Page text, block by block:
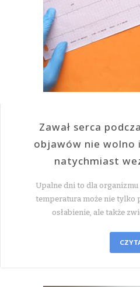
Zawał serca
objawów nie wolno
natychmiast
Upalne dni to dla organizmu
temperatura może nie tylko
osłabienie, ale także